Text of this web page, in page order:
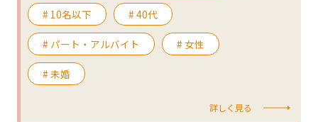
# 10名以下 # 40代
# パート・アルバイト # 女性
# 未婚
詳しく見る